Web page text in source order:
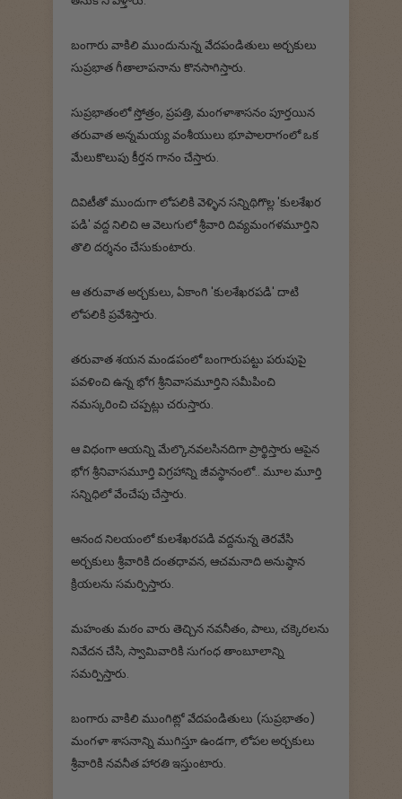
బంగారు వాకిలి ముందునున్న వేదపండితులు అర్చకులు
సుప్రభాత గీతాలాపనాను కొనసాగిస్తారు.
సుప్రభాతంలో స్తోత్రం, ప్రపత్తి, మంగళాశాసనం పూర్తయిన
తరువాత అన్నమయ్య వంశీయులు భూపాలరాగంలో ఒక
మేలుకొలుపు కీర్తన గానం చేస్తారు.
దివిటీతో ముందుగా లోపలికి వెళ్ళిన సన్నిథిగొల్ల 'కులశేఖర
పడి' వద్ద నిలిచి ఆ వెలుగులో శ్రీవారి దివ్యమంగళమూర్తిని
తొలి దర్శనం చేసుకుంటారు.
ఆ తరువాత అర్చకులు, ఏకాంగి 'కులశేఖరపడి' దాటి
లోపలికి ప్రవేశిస్తారు.
తరువాత శయన మండపంలో బంగారుపట్టు పరుపుపై
పవళించి ఉన్న భోగ శ్రీనివాసమూర్తిని సమీపించి
నమస్కరించి చప్పట్లు చరుస్తారు.
ఆ విధంగా ఆయన్ని మేల్కొనవలసినదిగా ప్రార్థిస్తారు ఆపైన
భోగ శ్రీనివాసమూర్తి విగ్రహాన్ని జీవస్థానంలో.. మూల మూర్తి
సన్నిధిలో వేంచేపు చేస్తారు.
ఆనంద నిలయంలో కులశేఖరపడి వద్దనున్న తెరవేసి
అర్చకులు శ్రీవారికి దంతధావన, ఆచమనాది అనుష్ఠాన
క్రియలను సమర్పిస్తారు.
మహంతు మఠం వారు తెచ్చిన నవనీతం, పాలు, చక్కెరలను
నివేదన చేసి, స్వామివారికి సుగంధ తాంబూలాన్ని
సమర్పిస్తారు.
బంగారు వాకిలి ముంగిట్లో వేదపండితులు (సుప్రభాతం)
మంగళా శాసనాన్ని ముగిస్తూ ఉండగా, లోపల అర్చకులు
శ్రీవారికి నవనీత హారతి ఇస్తుంటారు.